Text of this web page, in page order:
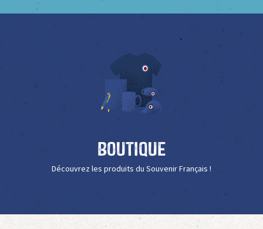
Boutique
Découvrez les produits du Souvenir Français !